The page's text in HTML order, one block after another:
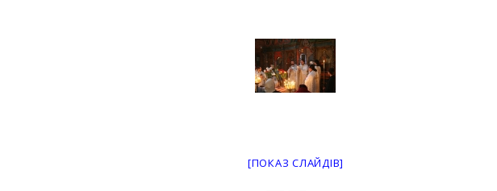
[ПОКАЗ СЛАЙДІВ]